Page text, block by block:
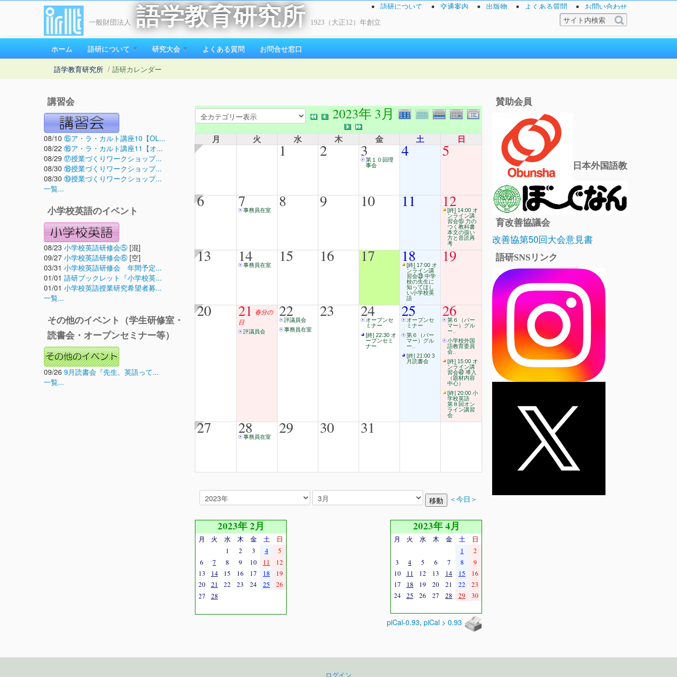
一般財団法人 語学教育研究所 1923（大正12）年創立
語研について 交通案内 出版物 よくある質問 お問い合わせ
ホーム 語研について 研究大会 よくある質問 お問合せ窓口
語学教育研究所 / 語研カレンダー
講習会
08/10 ⑮ア・ラ・カルト講座10【OL...
08/22 ⑯ア・ラ・カルト講座11【オ...
08/29 ⑰授業づくりワークショップ...
08/30 ⑱授業づくりワークショップ...
08/30 ⑲授業づくりワークショップ...
一覧...
小学校英語のイベント
08/23 小学校英語研修会⑤ [混]
09/27 小学校英語研修会⑥ [空]
03/31 小学校英語研修会 年間予定...
01/01 語研ブックレット『小学校英...
01/01 小学校英語授業研究希望者募...
一覧...
その他のイベント（学生研修室・
読書会・オープンセミナー等）
09/26 9月読書会『先生、英語って...
一覧...
2023年 3月
月 火 水 木 金 土 日
1 2 3第１０回理
事会
4 5
6 7事務員在室 8 9 10 11 12
[終] 14:00 オ
ンライン講
習会⑮ 力の
つく教科書
本文の扱い
方と音読再
考
13 14
事務員在室 15 16 17 18
[終] 17:00 オ
ンライン講
習会㊴ 中学
校の先生に
知ってほし
い小学校英
語
19
20 21 春分の
日
評議員会
22
評議員会
事務員在室
23 24
オープンセ
ミナー
[終] 22:30 オ
ープンセミ
ナー
25
オープンセ
ミナー
第６（パー
マー）グル
ー..
[終] 21:00 3
月読書会
26
第６（パー
マー）グル
ー..
小学校外国
語教育委員
会..
[終] 15:00 オ
ンライン講
習会㊵ 導入
（題材内容
中心）
[終] 20:00 小
学校英語
第８回オン
ライン講習
会
27 28
事務員在室 29 30 31
＜今日＞
2023年 2月
月 火 水 木 金 土
日
1
2 3 4
5
6
7 8 9 10 11
12
13
14 15 16 17 18
19
20
21 22 23 24 25
26
27
28
2023年 4月
月 火 水 木 金 土
日
1
2
3
4 5 6 7 8
9
10
11 12 13 14 15
16
17
18 19 20 21 22
23
24
25 26 27 28 29 30
piCal-0.93, piCal > 0.93
賛助会員
日本外国語教
育改善協議会
改善協第50回大会意見書
語研SNSリンク
ログイン